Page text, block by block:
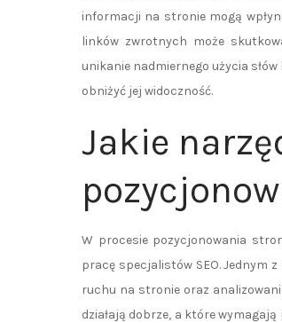
informacji na stronie mogą
linków zwrotnych może
unikanie nadmiernego użycia
obniżyć jej widoczność.
Jakie
W procesie pozycjonowania
pracę specjalistów SEO. Jednym
ruchu na stronie oraz
działają dobrze, a które